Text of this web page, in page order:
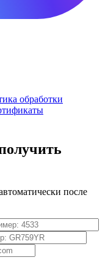
обработки
после